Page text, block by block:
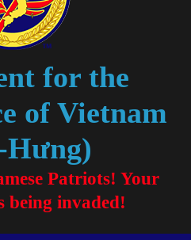
for the
of Vietnam
Patriots! Your
being invaded!